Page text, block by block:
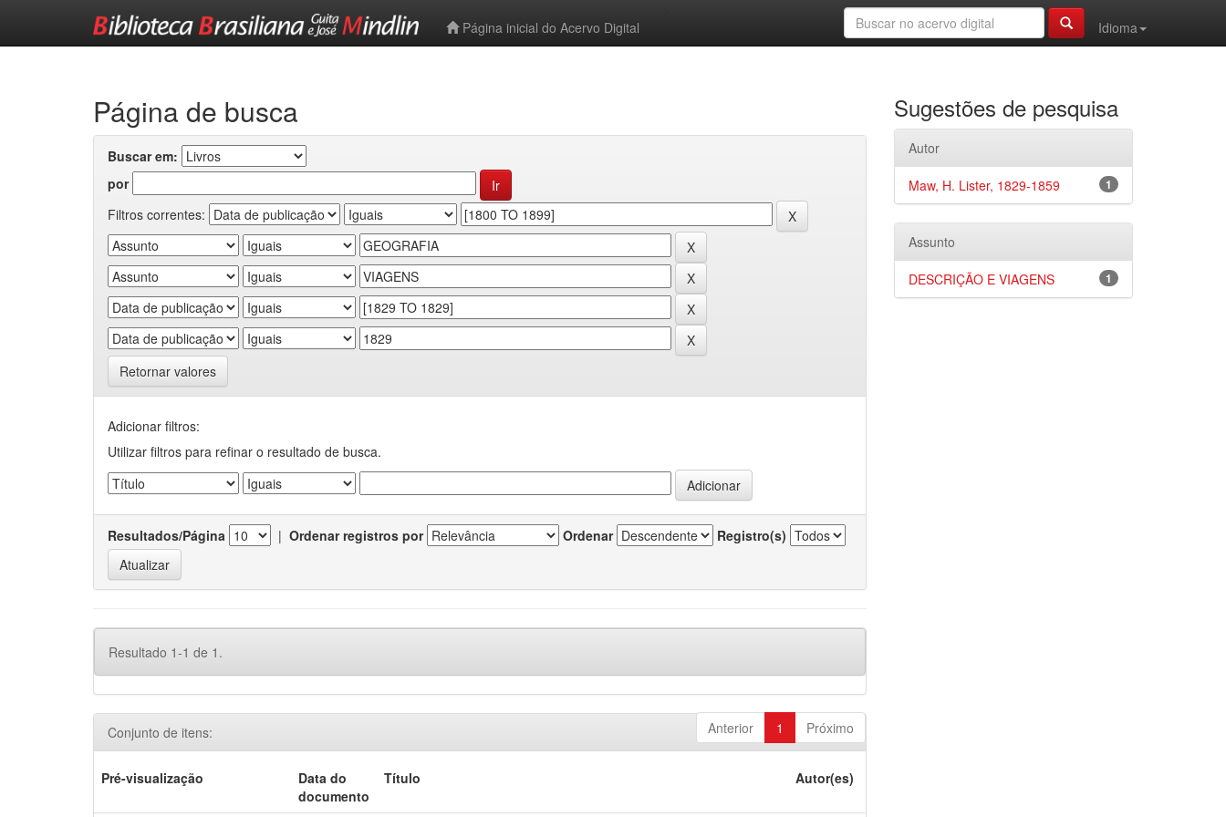
Página inicial do Acervo Digital
Idioma
Página de busca
Buscar em:
por
Filtros correntes:
Retornar valores
Adicionar filtros:
Utilizar filtros para refinar o resultado de busca.
Resultados/Página | Ordenar registros por Ordenar Registro(s)
Resultado 1-1 de 1.
Anterior 1 Próximo
Conjunto de itens:
Pré-visualização
Data do
documento
Título Autor(es)
Sugestões de pesquisa
Autor
1
Maw, H. Lister, 1829-1859
Assunto
1
DESCRIÇÃO E VIAGENS